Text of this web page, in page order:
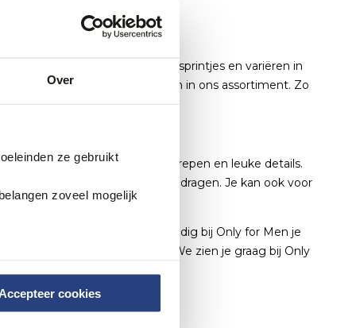
Over
ze gebruikt
zoveel mogelijk
cookies
hebben stoere seizoensprintjes en variëren in
van meerdere topmerken in ons assortiment. Zo
kleurrijk design, zoals met strepen en leuke details.
kleur die je altijd kan dragen. Je kan ook voor
van goede kwaliteit.
paar. Bestel snel en eenvoudig bij Only for Men je
van onze fysieke winkels. We zien je graag bij Only